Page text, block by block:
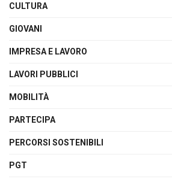
CULTURA
GIOVANI
IMPRESA E LAVORO
LAVORI PUBBLICI
MOBILITÀ
PARTECIPA
PERCORSI SOSTENIBILI
PGT